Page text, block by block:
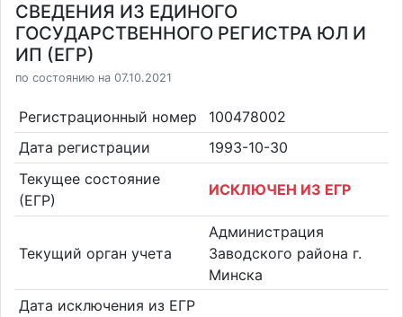
СВЕДЕНИЯ ИЗ ЕДИНОГО
ГОСУДАРСТВЕННОГО РЕГИСТРА ЮЛ И
ИП (ЕГР)
по состоянию на 07.10.2021
Регистрационный номер
100478002
Дата регистрации
1993-10-30
Текущее состояние
(ЕГР)
ИСКЛЮЧЕН ИЗ ЕГР
Текущий орган учета
Администрация
Заводского района г.
Минска
Дата исключения из ЕГР